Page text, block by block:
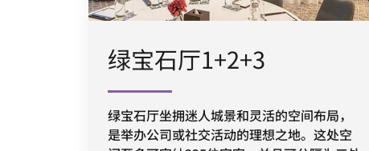
绿宝石厅1+2+3
绿宝石厅坐拥迷人城景和灵活的空间布局，
是举办公司或社交活动的理想之地。这处空